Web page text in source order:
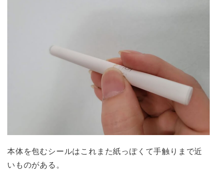
本体を包むシールはこれまた紙っぽくて手触りまで近
いものがある。